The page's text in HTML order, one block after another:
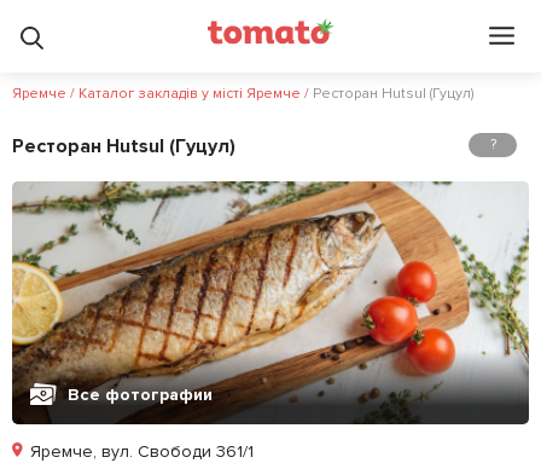
Яремче / Каталог закладів у місті Яремче / Ресторан Hutsul (Гуцул)
Ресторан Hutsul (Гуцул) ?
Все фотографии
Яремче, вул. Свободи 361/1